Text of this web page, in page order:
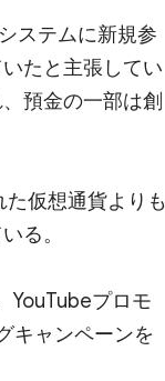
ステムに新規参
たと主張してい
預金の一部は創
仮想通貨よりも
る。
YouTubeプロモ
キャンペーンを